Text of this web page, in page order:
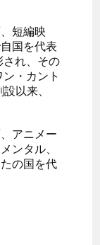
短編映
国を代表
され、その
・カント
以来、
アニメー
ンタル、
の国を代